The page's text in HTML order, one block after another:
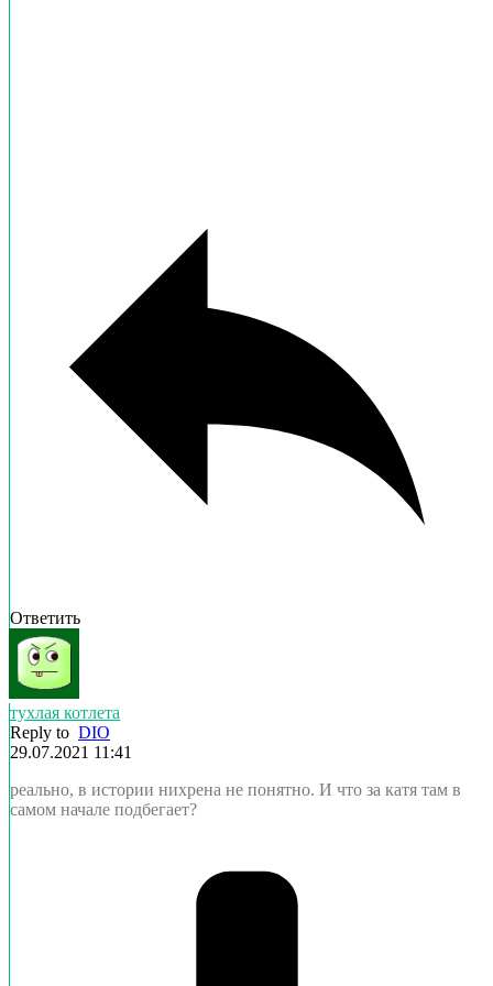
Ответить
тухлая котлета
Reply to DIO
29.07.2021 11:41
реально, в истории нихрена не понятно. И что за катя там в
самом начале подбегает?